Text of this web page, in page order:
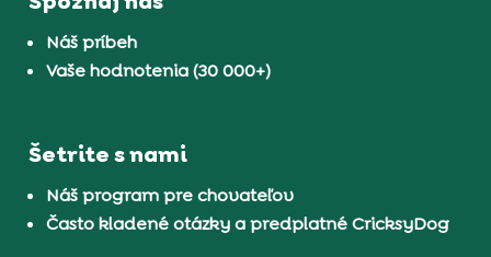
Náš príbeh
Vaše hodnotenia (30 000+)
Šetrite s nami
Náš program pre chovateľov
Často kladené otázky a predplatné CricksyDog